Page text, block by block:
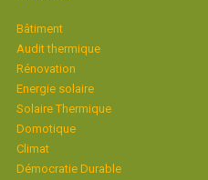
Bâtiment
Audit thermique
Rénovation
Energie solaire
Solaire Thermique
Domotique
Climat
Démocratie Durable